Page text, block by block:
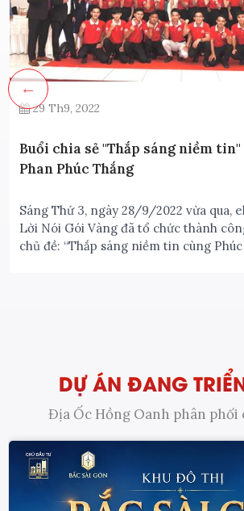
29 Th9, 2022
Buổi chia sẻ "Thắp sáng niềm
Phan Phúc Thắng
Sáng Thứ 3, ngày 28/9/2022 vừa qua,
Lời Nói Gói Vàng đã tổ chức thành
chủ đề: “Thắp sáng niềm tin cùng
DỰ ÁN ĐANG
Địa Ốc Hồng Oanh phân